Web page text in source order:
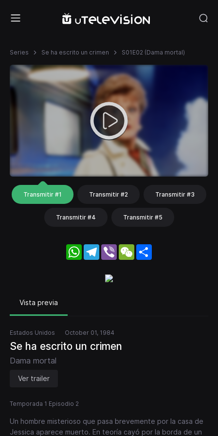
Series Se ha escrito un crimen S01E02 (Dama mortal)
Transmitir #1 Transmitir #2 Transmitir #3
Transmitir #4 Transmitir #5
WhatsApp
Telegram
Viber WeChat
Vista previa
Estados Unidos October 01, 1984
Se ha escrito un crimen
Dama mortal
Ver trailer
Temporada 1 Episodio 2
Un hombre misterioso que pasa brevemente por la casa de
Jessica aparece muerto. En teoría cayó por la borda de un